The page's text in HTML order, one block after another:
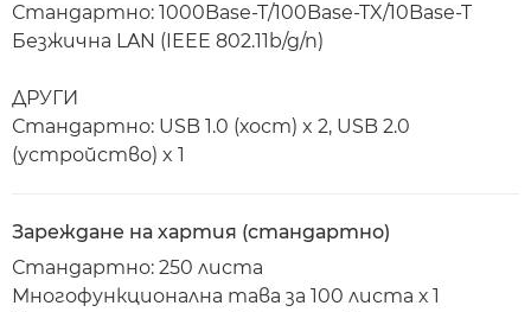
Стандартно: 1000Base-T/100Base-TX/10Base-T
Безжична LAN (IEEE 802.11b/g/n)
ДРУГИ
Стандартно: USB 1.0 (хост) x 2, USB 2.0
(устройство) x 1
Зареждане на хартия (стандартно)
Стандартно: 250 листа
Многофункционална тава за 100 листа х 1